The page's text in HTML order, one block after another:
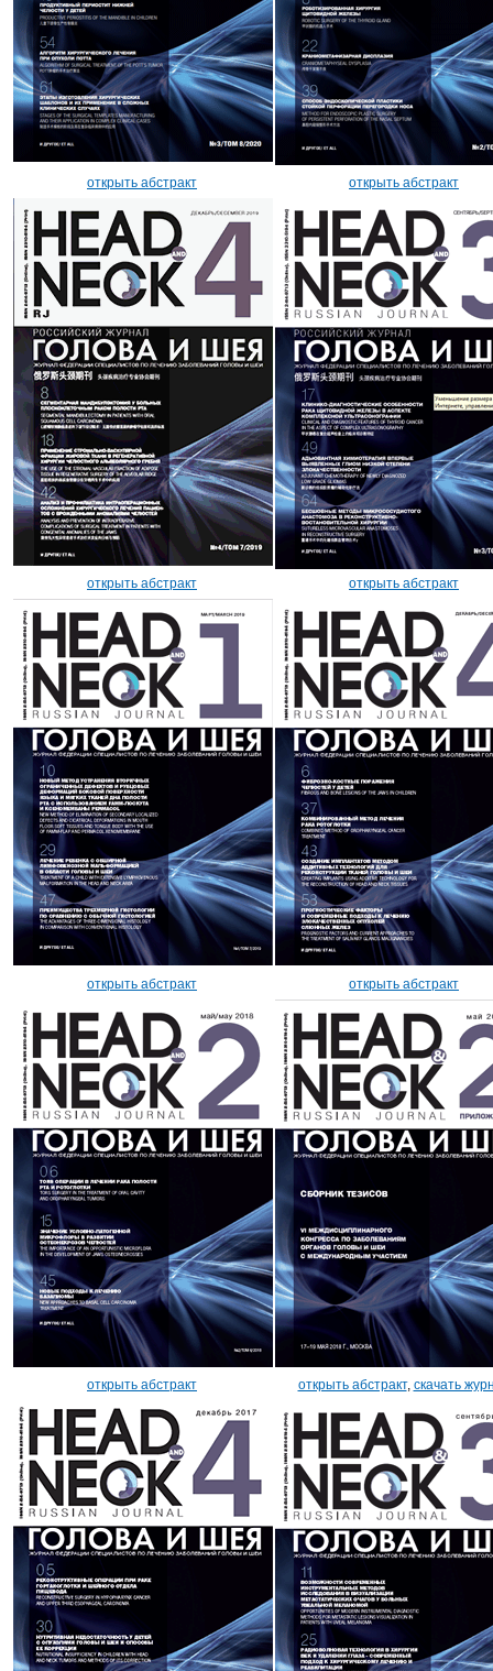
открыть абстракт открыть абстракт
открыть абстракт открыть абстракт
открыть абстракт открыть абстракт
открыть абстракт открыть абстракт, скачать